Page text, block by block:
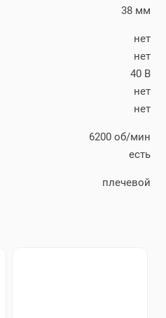
38 мм
нет
нет
40 В
нет
нет
6200 об/мин
есть
плечевой